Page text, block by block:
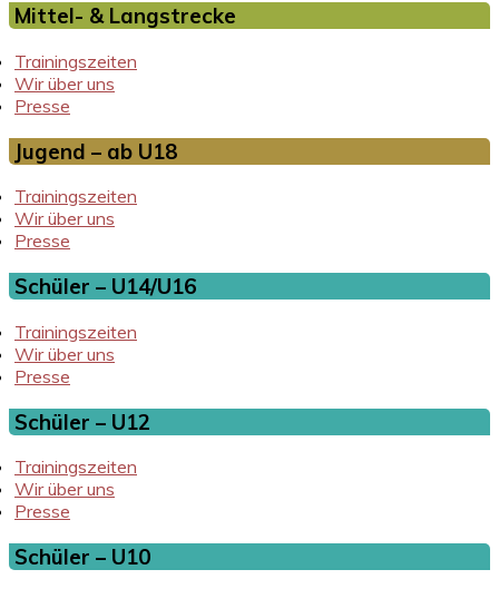
Mittel- & Langstrecke
Trainingszeiten
Wir über uns
Presse
Jugend – ab U18
Trainingszeiten
Wir über uns
Presse
Schüler – U14/U16
Trainingszeiten
Wir über uns
Presse
Schüler – U12
Trainingszeiten
Wir über uns
Presse
Schüler – U10